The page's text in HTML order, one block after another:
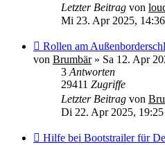
Letzter Beitrag von
Mi 23. Apr 2025, 14:36
Rollen am
von Brumbär» Sa 12. Apr
3 Antworten
29411 Zugriffe
Letzter Beitrag von
Di 22. Apr 2025, 19:25
Hilfe bei Bootstrailer für